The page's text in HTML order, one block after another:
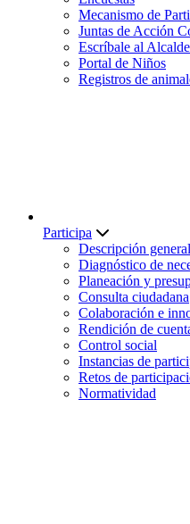
Mecanismo de
Juntas de Acción
Escríbale al Alcalde
Portal de Niños
Registros de
Participa
Descripción general
Diagnóstico de
Planeación y
Consulta ciudadana
Colaboración e
Rendición de
Control social
Instancias de
Retos de
Normatividad